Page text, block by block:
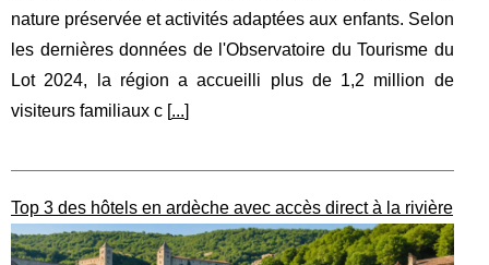
nature préservée et activités adaptées aux enfants. Selon
les dernières données de l'Observatoire du Tourisme du
Lot 2024, la région a accueilli plus de 1,2 million de
visiteurs familiaux c [...]
Top 3 des hôtels en ardèche avec accès direct à la rivière